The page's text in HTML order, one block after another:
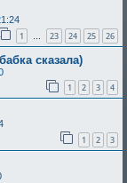
1 … 23 24 25 26
сказала)
1 2 3 4
1 2 3